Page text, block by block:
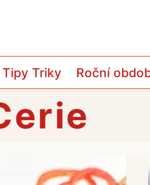
Tipy Triky Roční